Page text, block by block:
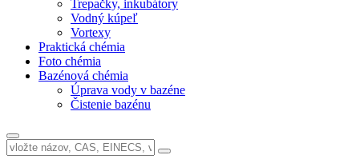
Trepačky, inkubátory
Vodný kúpeľ
Vortexy
Praktická chémia
Foto chémia
Bazénová chémia
Úprava vody v bazéne
Čistenie bazénu